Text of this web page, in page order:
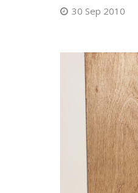
30 Sep 2010